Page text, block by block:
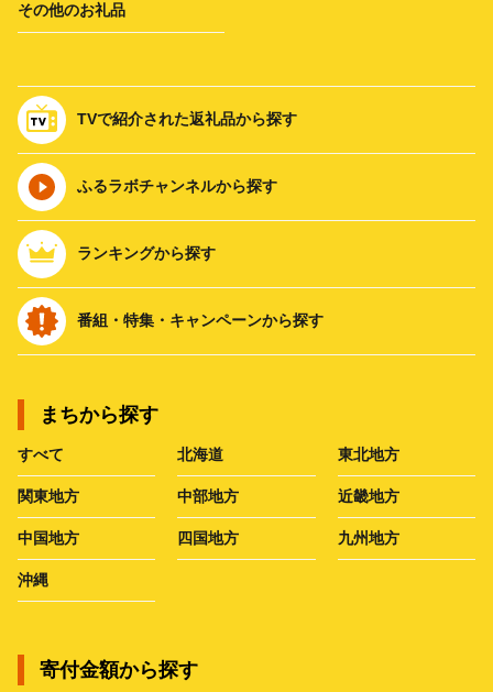
その他のお礼品
TVで紹介された返礼品から探す
ふるラボチャンネルから探す
ランキングから探す
番組・特集・キャンペーンから探す
まちから探す
すべて 北海道 東北地方
関東地方 中部地方 近畿地方
中国地方 四国地方 九州地方
沖縄
寄付金額から探す